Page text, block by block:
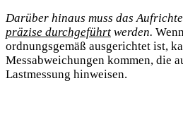
Darüber hinaus muss das
präzise durchgeführt werden.
ordnungsgemäß ausgerichtet ist,
Messabweichungen kommen, die
Lastmessung hinweisen.